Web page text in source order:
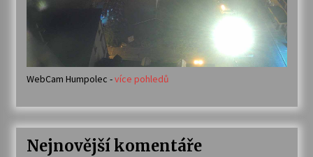
WebCam Humpolec -více pohledů
Nejnovější komentáře